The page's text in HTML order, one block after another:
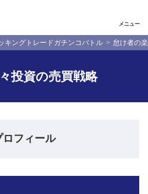
メニュー
キングトレードガチンコバトル 怠け者の
投資の売買戦略
ロフィール